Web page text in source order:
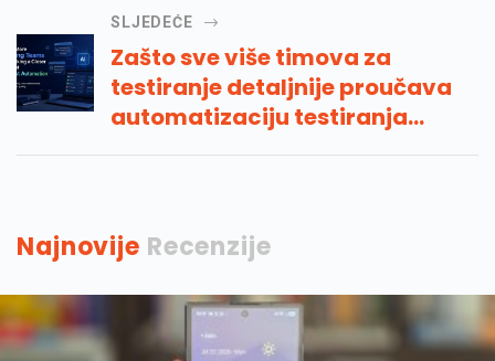
SLJEDEĆE
Zašto sve više timova za
testiranje detaljnije proučava
automatizaciju testiranja
umjetne inteligencije
Najnovije Recenzije